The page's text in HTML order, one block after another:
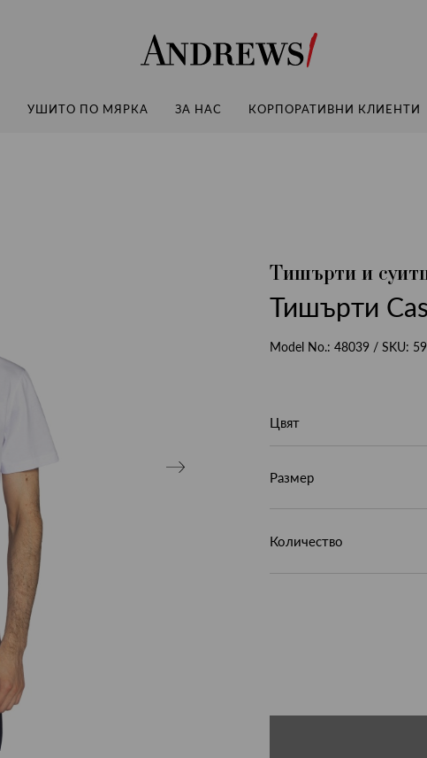
Andrews
УШИТО ПО МЯРКА ЗА НАС КОРПОРАТИВНИ КЛИЕНТИ
Тишърти и
Тишърти
Model No.: 48039 / SKU:
Цвят
Размер
Количество